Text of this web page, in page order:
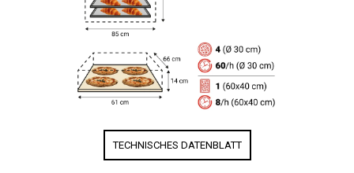
TECHNISCHES DATENBLATT